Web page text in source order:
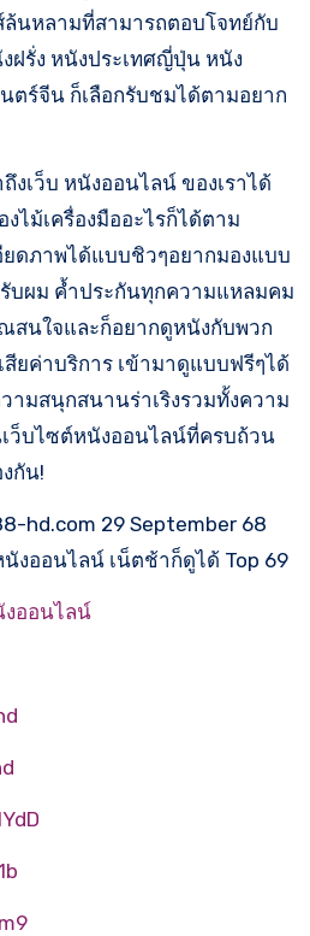
ล้นหลามที่สามารถตอบโจทย์กับ
รั่ง หนังประเทศญี่ปุ่น หนัง
ตร์จีน ก็เลือกรับชมได้ตามอยาก
งเว็บ หนังออนไลน์ ของเราได้
ไม้เครื่องมืออะไรก็ได้ตาม
ดภาพได้แบบชิวๆอยากมองแบบ
บผม ค้ำประกันทุกความแหลมคม
สนใจและก็อยากดูหนังกับพวก
สียค่าบริการ เข้ามาดูแบบฟรีๆได้
ามสนุกสนานร่าเริงรวมทั้งความ
ว็บไซต์หนังออนไลน์ที่ครบถ้วน
กัน!
hd.com 29 September 68
งออนไลน์ เน็ตช้าก็ดูได้ Top 69
ออนไลน์